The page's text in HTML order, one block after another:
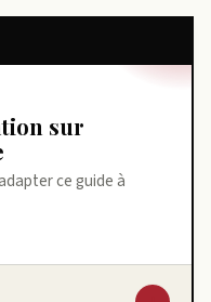
ce guide à